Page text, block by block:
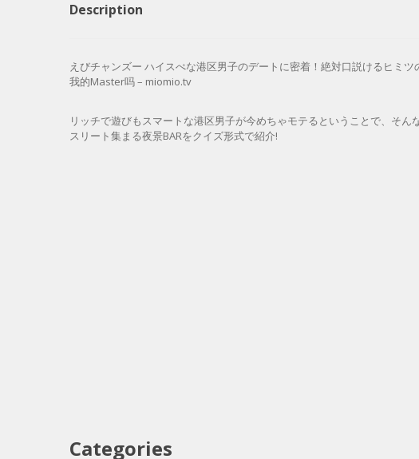
Description
えびチャンズー ハイスぺな港区男子のデートに密着！絶対口説けるヒミ
我的Master吗 – miomio.tv
リッチで遊びもスマートな港区男子が今めちゃモテるということで、そ
スリート集まる夜景BARをクイズ形式で紹介!
Categories